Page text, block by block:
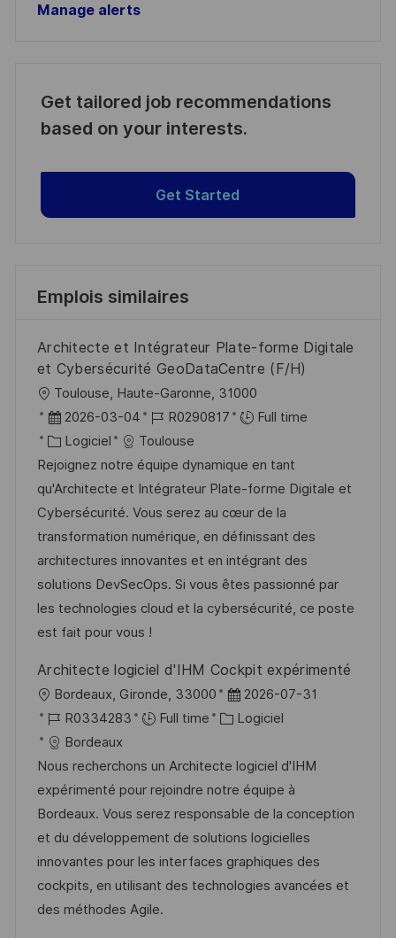
Manage alerts
Get tailored job recommendations
based on your interests.
Get Started
Emplois similaires
Architecte et Intégrateur Plate-forme Digitale
et Cybersécurité GeoDataCentre (F/H)
o
c
a
l
i
s
a
t
i
o
Toulouse, Haute-Garonne, 31000
D
a
t
e
d
’
a
f
f
i
h
a
g
e
2026-03-04
R
é
f
é
r
e
n
c
e
d
p
o
s
e
R0290817
Full time
C
a
t
é
g
o
r
i
e
Logiciel
Toulouse
Rejoignez notre équipe dynamique en tant
qu'Architecte et Intégrateur Plate-forme Digitale et
Cybersécurité. Vous serez au cœur de la
transformation numérique, en définissant des
architectures innovantes et en intégrant des
solutions DevSecOps. Si vous êtes passionné par
les technologies cloud et la cybersécurité, ce poste
est fait pour vous !
Architecte logiciel d'IHM Cockpit expérimenté
o
c
a
l
i
s
a
t
i
Bordeaux, Gironde, 33000
D
a
e
d
’
a
f
f
2026-07-31
R
é
f
é
r
e
n
c
e
R0334283 Full time
C
t
é
g
o
r
i
Logiciel
Bordeaux
Nous recherchons un Architecte logiciel d'IHM
expérimenté pour rejoindre notre équipe à
Bordeaux. Vous serez responsable de la conception
et du développement de solutions logicielles
innovantes pour les interfaces graphiques des
cockpits, en utilisant des technologies avancées et
des méthodes Agile.